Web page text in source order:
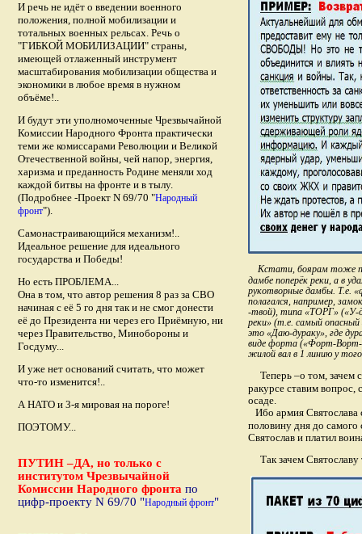
И речь не идёт о введении военного
положения, полной мобилизации и
тотальных военных рельсах. Речь о
"ГИБКОЙ МОБИЛИЗАЦИИ" страны,
имеющей отлаженный инструмент
масштабирования мобилизации общества и
экономики в любое время в нужном
объёме!..
И будут эти уполномоченные Чрезвычайной
Комиссии Народного Фронта практически
теми же комиссарами Революции и Великой
Отечественной войны, чей напор, энергия,
харизма и преданность Родине меняли ход
каждой битвы на фронте и в тылу.
(Подробнее -Проект N 69/70 "Народный
фронт").
Самонастраивающийся механизм!..
Идеальное решение для идеального
государства и Победы!
Но есть ПРОБЛЕМА...
Она в том, что автор решения 8 раз за СВО
начиная с её 5 го дня так и не смог донести
её до Президента ни через его Приёмную, ни
через Правительство, Минобороны и
Госдуму...
И уже нет оснований считать, что может
что-то изменится!..
А НАТО и 3-я мировая на пороге!
ПОЭТОМУ...
ПУТИН –ДА, но только с
институтом Чрезвычайной
Комиссии Народного фронта по
цифр-проекту N 69/70 "Народный фронт"
Кстати, боярам тоже
дамбе поперёк реки, а в
рукотворные дамбы. Т.е.
полагался, например,
-твой), типа «ТОРГ» («У-
реки» (т.е. самый
это «Даю-дураку», где
виде форта («Форт-Ворт-
жилой вал в 1 линию у
Теперь –о том, зачем
ракурсе ставим вопрос,
осаде.
Ибо армия Святослава
половину дня до самого
Святослав и платил
Так зачем